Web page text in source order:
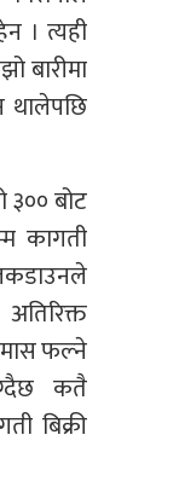
। त्यही
बारीमा
थालेपछि
३०० बोट
कागती
फल्ने
कतै
बिक्री